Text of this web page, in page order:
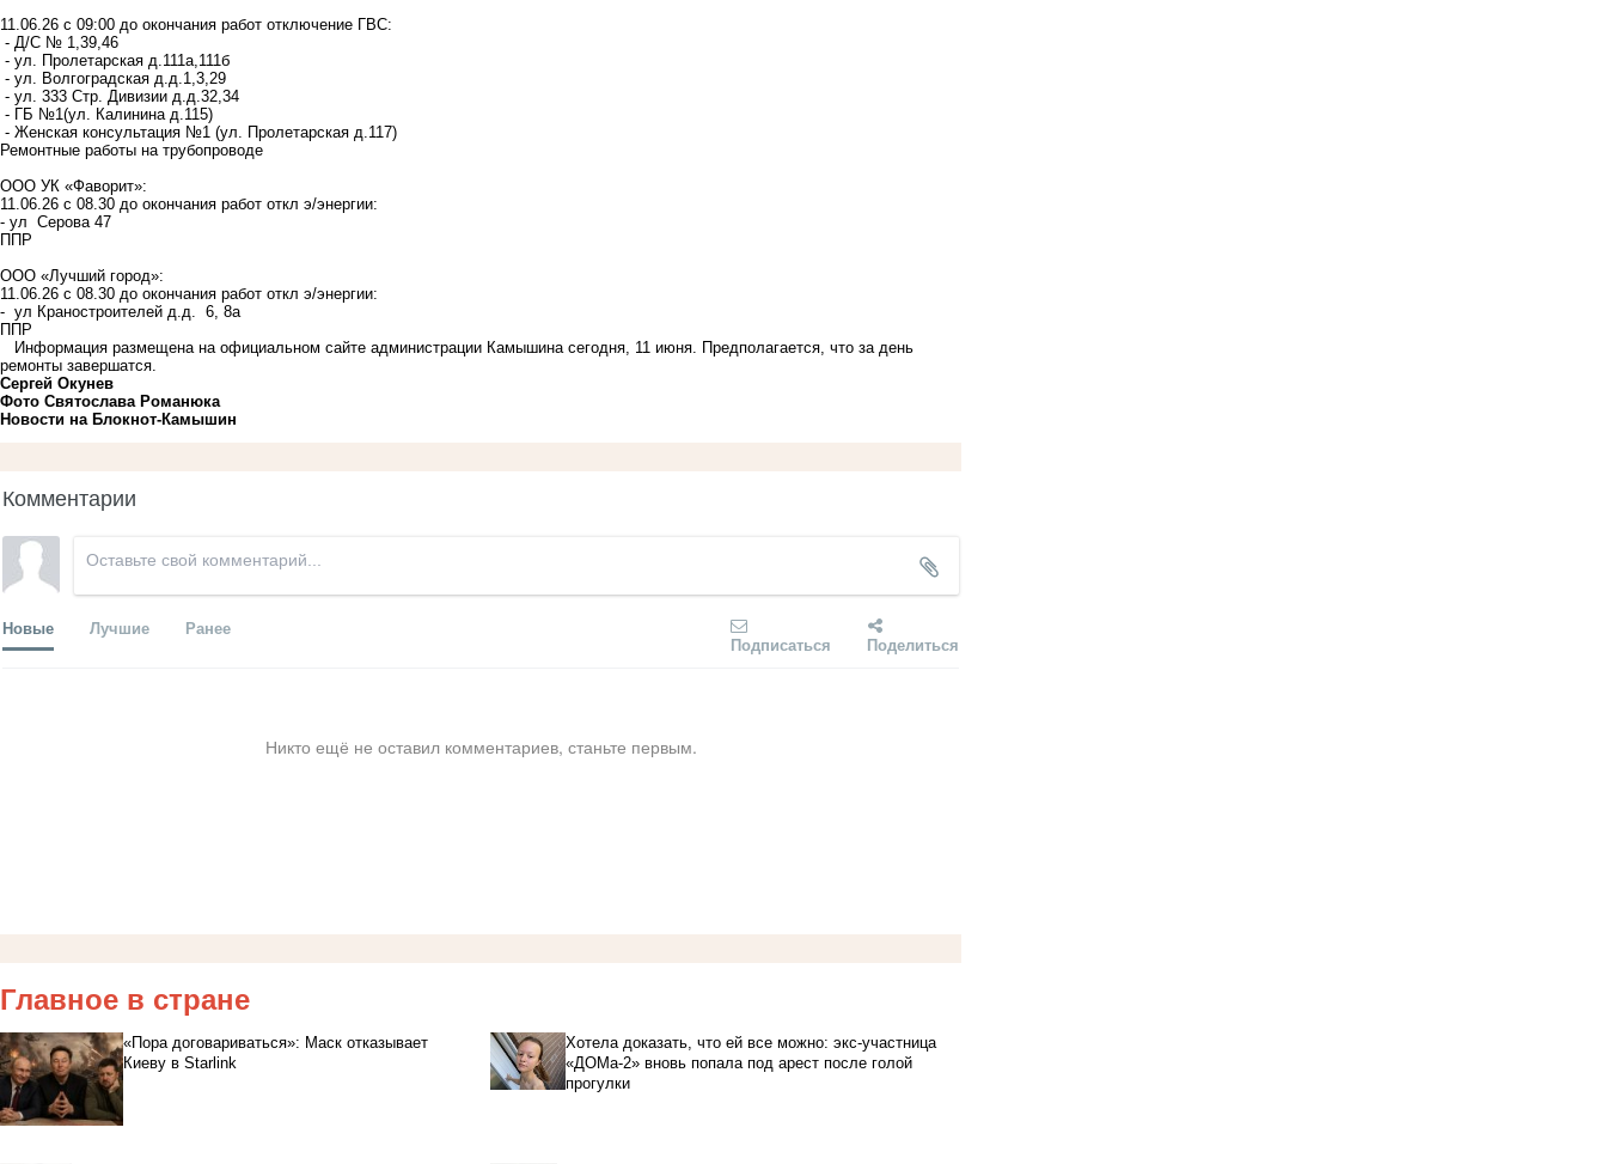
11.06.26 с 09:00 до окончания работ отключение ГВС:
- Д/С № 1,39,46
- ул. Пролетарская д.111а,111б
- ул. Волгоградская д.д.1,3,29
- ул. 333 Стр. Дивизии д.д.32,34
- ГБ №1(ул. Калинина д.115)
- Женская консультация №1 (ул. Пролетарская д.117)
Ремонтные работы на трубопроводе
ООО УК «Фаворит»:
11.06.26 с 08.30 до окончания работ откл э/энергии:
- ул Серова 47
ППР
ООО «Лучший город»:
11.06.26 с 08.30 до окончания работ откл э/энергии:
- ул Краностроителей д.д. 6, 8а
ППР
Информация размещена на официальном сайте администрации Камышина сегодня, 11 июня. Предполагается, что за день
ремонты завершатся.
Сергей Окунев
Фото Святослава Романюка
Новости на Блoкнoт-Камышин
Комментарии
Новые Лучшие Ранее
Подписаться Поделиться
Никто ещё не оставил комментариев, станьте первым.
Главное в стране
«Пора договариваться»: Маск отказывает
Киеву в Starlink
Хотела доказать, что ей все можно: экс-участница
«ДОМа-2» вновь попала под арест после голой
прогулки